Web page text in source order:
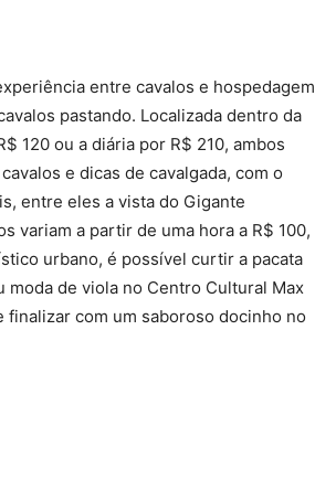
entre cavalos e hospedagem
pastando. Localizada dentro da
120 ou a diária por R$ 210, ambos
e dicas de cavalgada, com o
entre eles a vista do Gigante
variam a partir de uma hora a R$ 100,
urbano, é possível curtir a pacata
moda de viola no Centro Cultural Max
com um saboroso docinho no